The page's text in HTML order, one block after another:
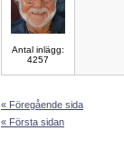
Antal inlägg:
4257
« Föregående sida
« Första sidan